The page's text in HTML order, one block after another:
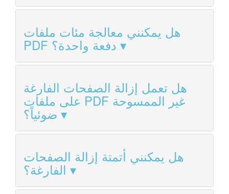
هل يمكنني معالجة مئات ملفات
PDF دفعة واحدة؟
هل تعمل إزالة الصفحات الفارغة
على ملفات PDF غير الممسوحة
ضوئياً؟
هل يمكنني أتمتة إزالة الصفحات
الفارغة؟